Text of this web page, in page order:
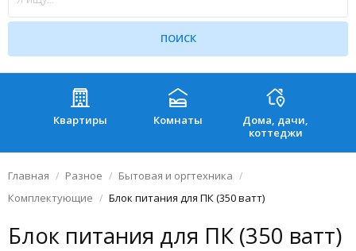
Квартиры Комнаты
Дома, дачи,
коттеджи
Главная Разное
Бытовая и оргтехника
Комплектующие
Блок питания для ПК (350 ватт)
Блок питания для ПК (350 ватт)